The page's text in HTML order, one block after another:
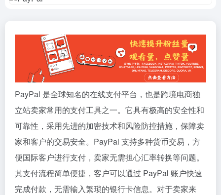
PayPal 是全球知名的在线支付平台，也是跨境电商独
立站卖家常用的支付工具之一。它具有极高的安全性和
可靠性，采用先进的加密技术和风险防控措施，保障卖
家和客户的交易安全。PayPal 支持多种货币交易，方
便国际客户进行支付，卖家无需担心汇率转换等问题。
其支付流程简单便捷，客户可以通过 PayPal 账户快速
完成付款，无需输入繁琐的银行卡信息。对于卖家来